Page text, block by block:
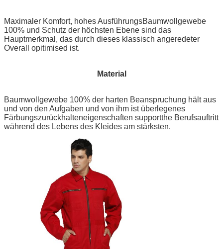
Maximaler Komfort, hohes AusführungsBaumwollgewebe
100% und Schutz der höchsten Ebene sind das
Hauptmerkmal, das durch dieses klassisch angeredeter
Overall opitimised ist.
Material
Baumwollgewebe 100% der harten Beanspruchung hält aus
und von den Aufgaben und von ihm ist überlegenes
Färbungszurückhalteneigenschaften supportthe Berufsauftritt
während des Lebens des Kleides am stärksten.